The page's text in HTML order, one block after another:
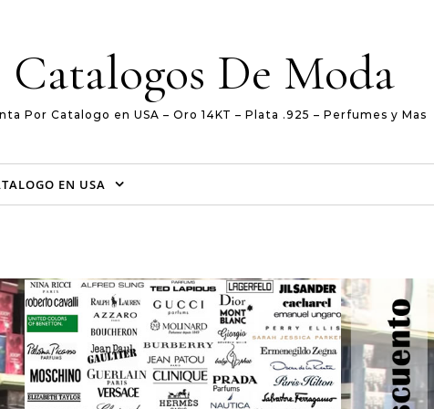
Catalogos De Moda
Por Catalogo en USA – Oro 14KT – Plata .925 – Perfumes y Mas
EN USA